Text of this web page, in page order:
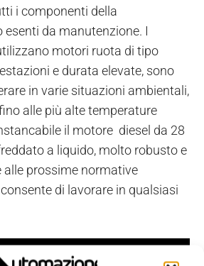
i componenti della
da manutenzione. I
motori ruota di tipo
e durata elevate, sono
in varie situazioni ambientali,
alle più alte temperature
il motore diesel da 28
a liquido, molto robusto e
alle prossime normative
di lavorare in qualsiasi